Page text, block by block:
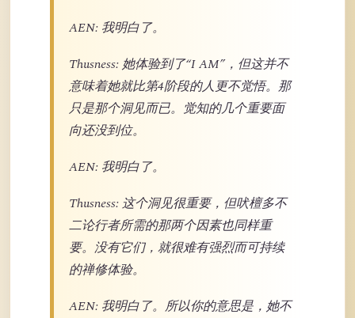
AEN: 我明白了。
Thusness: 她体验到了“I AM”，但这并不
意味着她就比第4阶段的人更不觉悟。那
只是那个洞见而已。觉知的几个重要面
向还没到位。
AEN: 我明白了。
Thusness: 这个洞见很重要，但吠檀多不
二论行者所需的那两个因素也同样重
要。没有它们，就很难有强烈而可持续
的禅修体验。
AEN: 我明白了。所以你的意思是，她不